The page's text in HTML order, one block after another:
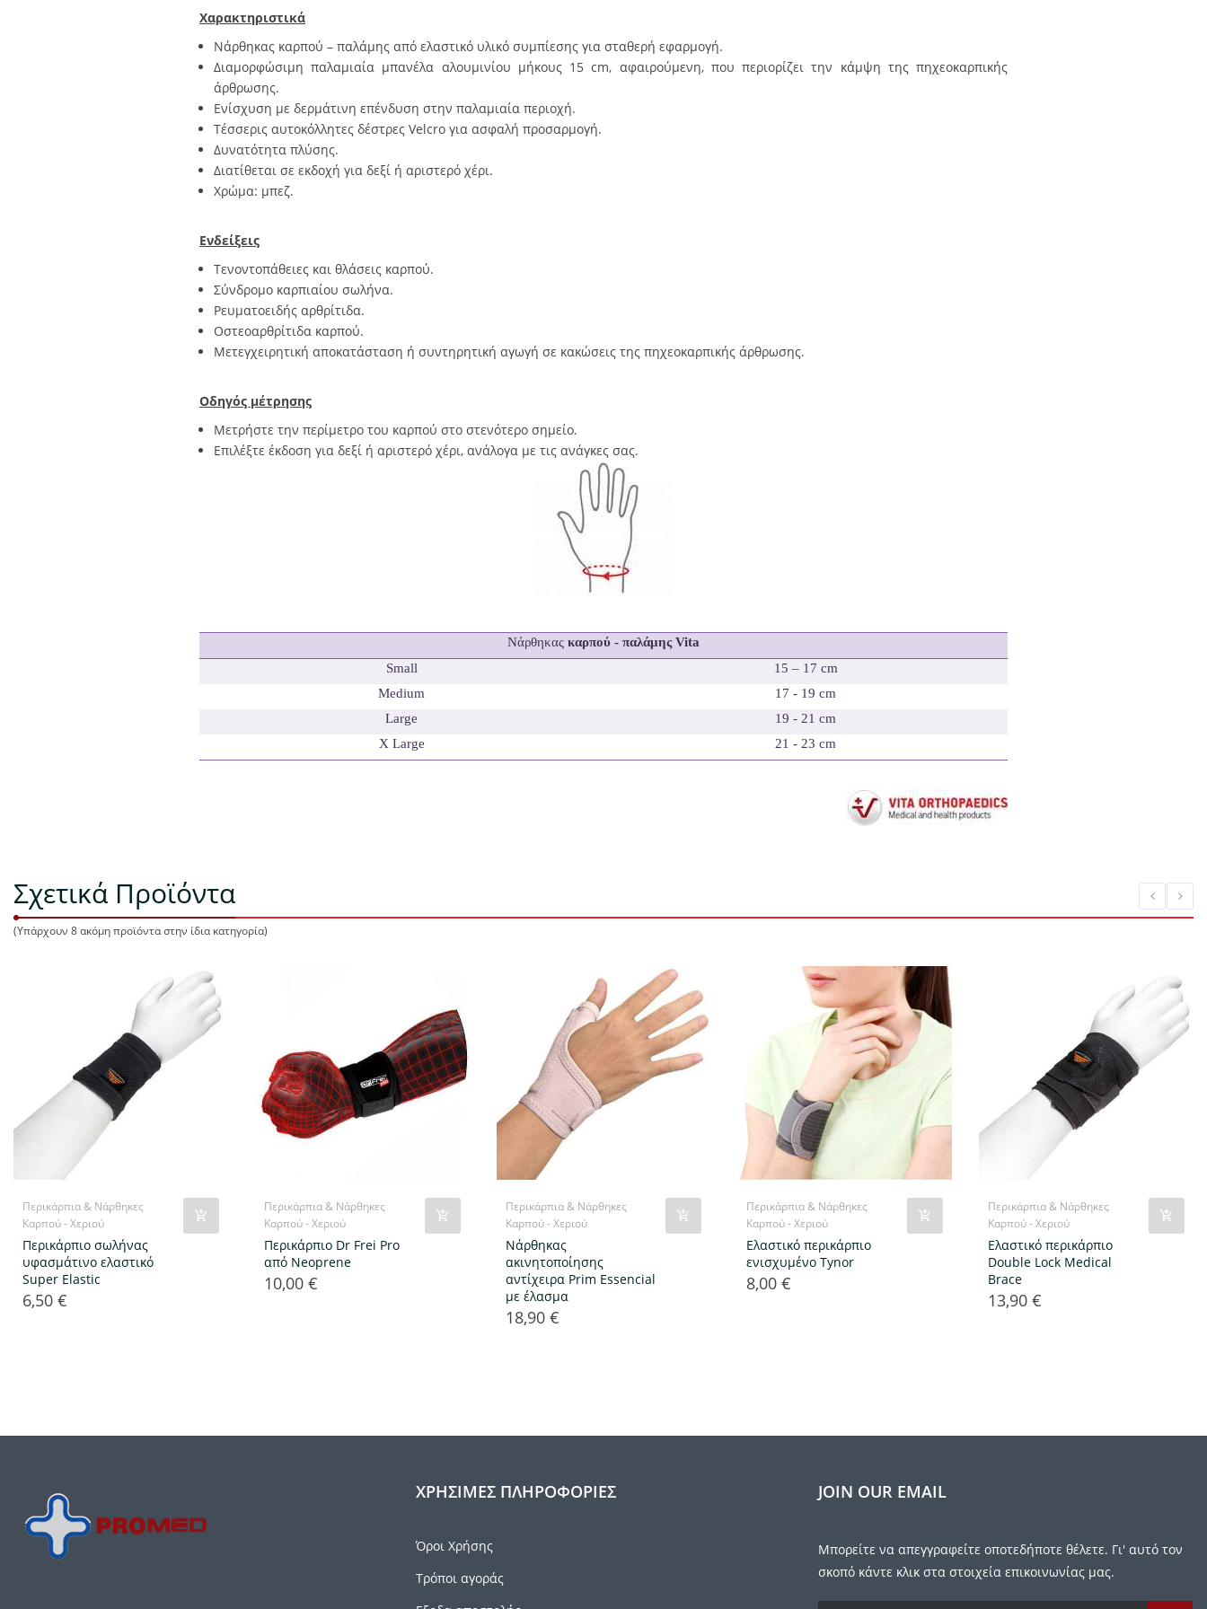
Χαρακτηριστικά
Νάρθηκας καρπού – παλάμης από ελαστικό υλικό συμπίεσης για σταθερή εφαρμογή.
Διαμορφώσιμη παλαμιαία μπανέλα αλουμινίου μήκους 15 cm, αφαιρούμενη, που περιορίζει την κάμψη της πηχεοκαρπικής
άρθρωσης.
Ενίσχυση με δερμάτινη επένδυση στην παλαμιαία περιοχή.
Τέσσερις αυτοκόλλητες δέστρες Velcro για ασφαλή προσαρμογή.
Δυνατότητα πλύσης.
Διατίθεται σε εκδοχή για δεξί ή αριστερό χέρι.
Χρώμα: μπεζ.
Ενδείξεις
Τενοντοπάθειες και θλάσεις καρπού.
Σύνδρομο καρπιαίου σωλήνα.
Ρευματοειδής αρθρίτιδα.
Οστεοαρθρίτιδα καρπού.
Μετεγχειρητική αποκατάσταση ή συντηρητική αγωγή σε κακώσεις της πηχεοκαρπικής άρθρωσης.
Οδηγός μέτρησης
Μετρήστε την περίμετρο του καρπού στο στενότερο σημείο.
Επιλέξτε έκδοση για δεξί ή αριστερό χέρι, ανάλογα με τις ανάγκες σας.
Νάρθηκας καρπού - παλάμης Vita
Small
15 – 17 cm
Medium
17 - 19 cm
Large
19 - 21 cm
X Large 21 - 23 cm
Σχετικά Προϊόντα
(Υπάρχουν 8 ακόμη προϊόντα στην ίδια κατηγορία)
Περικάρπια & Νάρθηκες
Καρπού - Χεριού
Περικάρπιο σωλήνας
υφασμάτινο ελαστικό
Super Elastic
Τιμή
6,50 €
Περικάρπια & Νάρθηκες
Καρπού - Χεριού
Περικάρπιο Dr Frei Pro
από Neoprene
Τιμή
10,00 €
Περικάρπια & Νάρθηκες
Καρπού - Χεριού
Νάρθηκας
ακινητοποίησης
αντίχειρα Prim Essencial
με έλασμα
Τιμή
18,90 €
Περικάρπια & Νάρθηκες
Καρπού - Χεριού
Ελαστικό περικάρπιο
ενισχυμένο Tynor
Τιμή
8,00 €
Περικάρπια & Νάρθηκες
Καρπού - Χεριού
Ελαστικό περικάρπιο
Double Lock Medical
Brace
Τιμή
13,90 €
ΧΡΉΣΙΜΕΣ ΠΛΗΡΟΦΟΡΊΕΣ
Όροι Χρήσης
Τρόποι αγοράς
JOIN OUR EMAIL
Μπορείτε να απεγγραφείτε οποτεδήποτε θέλετε. Γι' αυτό τον
σκοπό κάντε κλικ στα στοιχεία επικοινωνίας μας.